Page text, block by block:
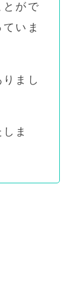
とがで
いま
まし
ま